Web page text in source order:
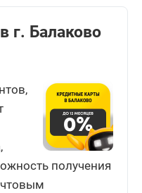
г. Балаково
получения